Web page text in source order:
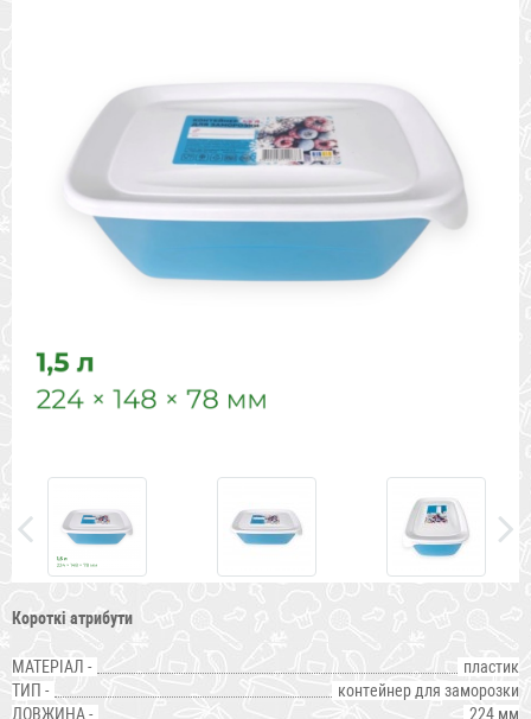
Короткі атрибути
МАТЕРІАЛ -
пластик
ТИП -
контейнер для заморозки
ДОВЖИНА -
224 мм